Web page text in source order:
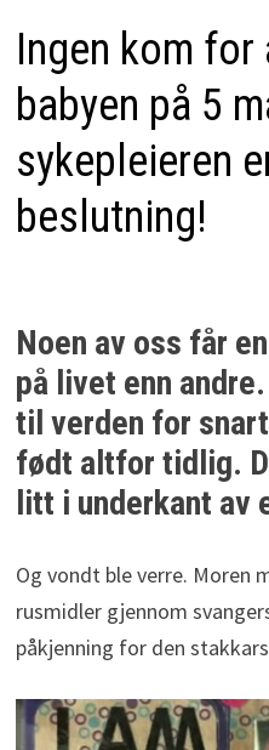
Ingen kom for
babyen på 5
sykepleieren
beslutning!
Noen av oss får
på livet enn
til verden for
født altfor tidlig.
litt i underkant av
Og vondt ble verre. Moren
rusmidler gjennom
påkjenning for den